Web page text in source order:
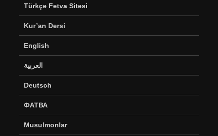
Türkçe Fetva Sitesi
Kur’an Dersi
English
العربية
Deutsch
ФАТВА
Musulmonlar